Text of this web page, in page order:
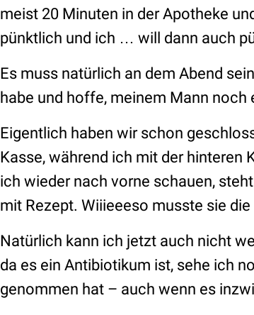
meist 20 Minuten in der Apotheke
pünktlich und ich … will dann auch
Es muss natürlich an dem Abend
habe und hoffe, meinem Mann
Eigentlich haben wir schon
Kasse, während ich mit der hinteren
ich wieder nach vorne schauen,
mit Rezept. Wiiieeeso musste sie
Natürlich kann ich jetzt auch nicht
da es ein Antibiotikum ist, sehe ich
genommen hat – auch wenn es